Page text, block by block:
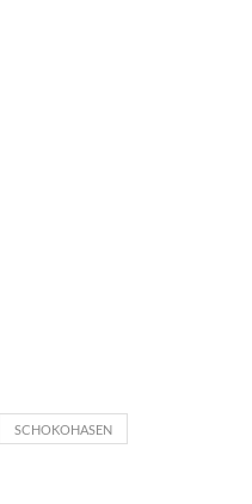
SCHOKOHASEN